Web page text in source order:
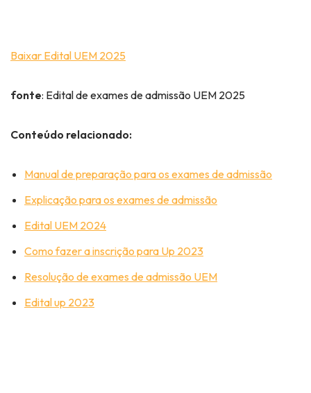
Baixar Edital UEM 2025
fonte: Edital de exames de admissão UEM 2025
Conteúdo relacionado:
Manual de preparação para os exames de admissão
Explicação para os exames de admissão
Edital UEM 2024
Como fazer a inscrição para Up 2023
Resolução de exames de admissão UEM
Edital up 2023